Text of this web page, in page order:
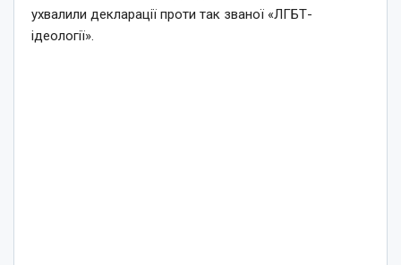
ухвалили декларації проти так званої «ЛГБТ-
ідеології».